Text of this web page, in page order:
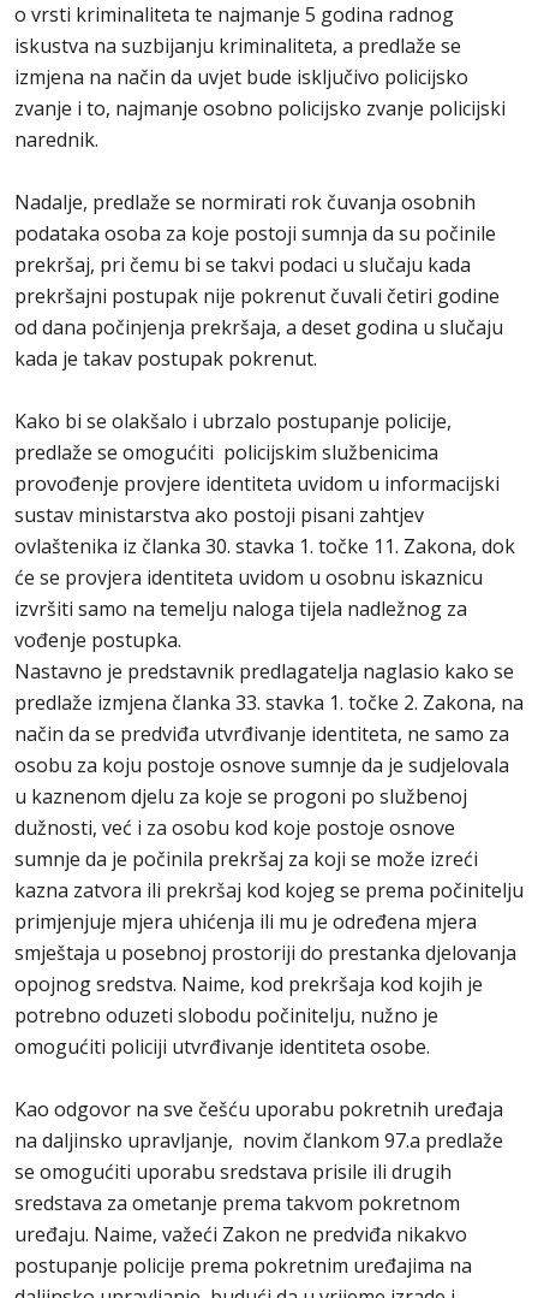
o vrsti kriminaliteta te najmanje 5 godina radnog
iskustva na suzbijanju kriminaliteta, a predlaže se
izmjena na način da uvjet bude isključivo policijsko
zvanje i to, najmanje osobno policijsko zvanje policijski
narednik.
Nadalje, predlaže se normirati rok čuvanja osobnih
podataka osoba za koje postoji sumnja da su počinile
prekršaj, pri čemu bi se takvi podaci u slučaju kada
prekršajni postupak nije pokrenut čuvali četiri godine
od dana počinjenja prekršaja, a deset godina u slučaju
kada je takav postupak pokrenut.
Kako bi se olakšalo i ubrzalo postupanje policije,
predlaže se omogućiti policijskim službenicima
provođenje provjere identiteta uvidom u informacijski
sustav ministarstva ako postoji pisani zahtjev
ovlaštenika iz članka 30. stavka 1. točke 11. Zakona, dok
će se provjera identiteta uvidom u osobnu iskaznicu
izvršiti samo na temelju naloga tijela nadležnog za
vođenje postupka.
Nastavno je predstavnik predlagatelja naglasio kako se
predlaže izmjena članka 33. stavka 1. točke 2. Zakona, na
način da se predviđa utvrđivanje identiteta, ne samo za
osobu za koju postoje osnove sumnje da je sudjelovala
u kaznenom djelu za koje se progoni po službenoj
dužnosti, već i za osobu kod koje postoje osnove
sumnje da je počinila prekršaj za koji se može izreći
kazna zatvora ili prekršaj kod kojeg se prema počinitelju
primjenjuje mjera uhićenja ili mu je određena mjera
smještaja u posebnoj prostoriji do prestanka djelovanja
opojnog sredstva. Naime, kod prekršaja kod kojih je
potrebno oduzeti slobodu počinitelju, nužno je
omogućiti policiji utvrđivanje identiteta osobe.
Kao odgovor na sve češću uporabu pokretnih uređaja
na daljinsko upravljanje, novim člankom 97.a predlaže
se omogućiti uporabu sredstava prisile ili drugih
sredstava za ometanje prema takvom pokretnom
uređaju. Naime, važeći Zakon ne predviđa nikakvo
postupanje policije prema pokretnim uređajima na